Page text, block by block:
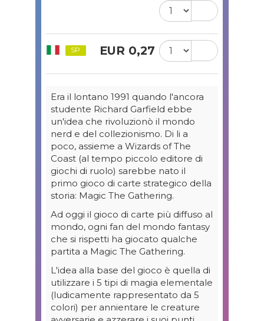
SP EUR 0,27
Era il lontano 1991 quando l'ancora
studente Richard Garfield ebbe
un'idea che rivoluzionò il mondo
nerd e del collezionismo. Di li a
poco, assieme a Wizards of The
Coast (al tempo piccolo editore di
giochi di ruolo) sarebbe nato il
primo gioco di carte strategico della
storia: Magic The Gathering.
Ad oggi il gioco di carte più diffuso al
mondo, ogni fan del mondo fantasy
che si rispetti ha giocato qualche
partita a Magic The Gathering.
L'idea alla base del gioco è quella di
utilizzare i 5 tipi di magia elementale
(ludicamente rappresentato da 5
colori) per annientare le creature